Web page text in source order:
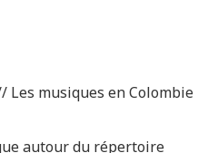
Les musiques en Colombie
autour du répertoire